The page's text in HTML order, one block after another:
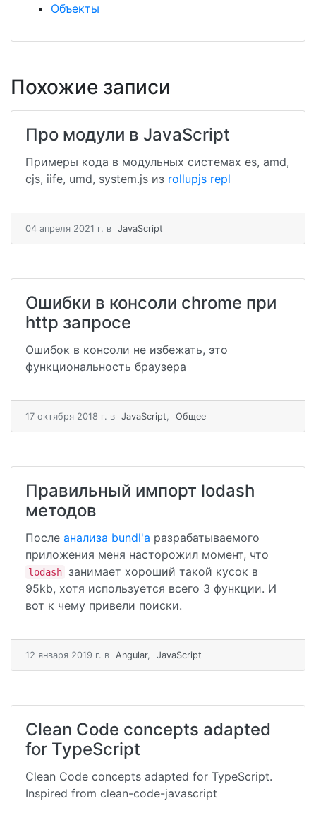
Объекты
Похожие записи
Про модули в JavaScript
Примеры кода в модульных системах es, amd,
cjs, iife, umd, system.js из rollupjs repl
04 апреля 2021 г. в JavaScript
Ошибки в консоли chrome при
http запросе
Ошибок в консоли не избежать, это
функциональность браузера
17 октября 2018 г. в JavaScript, Общее
Правильный импорт lodash
методов
После анализа bundl'a разрабатываемого
приложения меня насторожил момент, что
lodash
занимает хороший такой кусок в
95kb, хотя используется всего 3 функции. И
вот к чему привели поиски.
12 января 2019 г. в Angular, JavaScript
Clean Code concepts adapted
for TypeScript
Clean Code concepts adapted for TypeScript.
Inspired from clean-code-javascript